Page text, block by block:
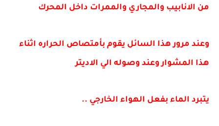
من الانابيب والمجاري والممرات داخل المحرك
وعند مرور هذا السائل يقوم بأمتصاص الحراره اثناء
هذا المشوار وعند وصوله الي الاديتر
يتبرد الماء بفعل الهواء الخارجي ..